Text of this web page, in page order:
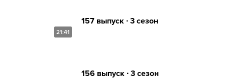
21:41
157 выпуск ∙ 3 сезон
156 выпуск ∙ 3 сезон